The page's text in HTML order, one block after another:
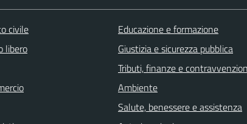
civile
libero
Educazione e formazione
Giustizia e sicurezza pubblica
Tributi, finanze e
Ambiente
Salute, benessere e assistenza